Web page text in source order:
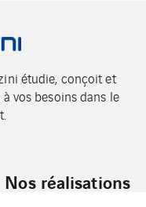
étudie, conçoit et
vos besoins dans le
Nos réalisations